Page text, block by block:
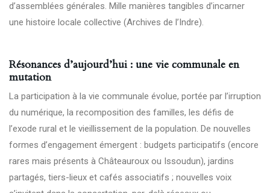
d’assemblées générales. Mille manières tangibles d’incarner
une histoire locale collective (Archives de l’Indre).
Résonances d’aujourd’hui : une vie communale en
mutation
La participation à la vie communale évolue, portée par l’irruption
du numérique, la recomposition des familles, les défis de
l’exode rural et le vieillissement de la population. De nouvelles
formes d’engagement émergent : budgets participatifs (encore
rares mais présents à Châteauroux ou Issoudun), jardins
partagés, tiers-lieux et cafés associatifs ; nouvelles voix